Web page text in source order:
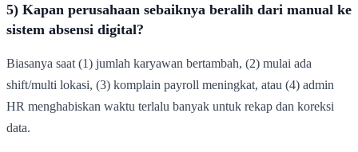
5) Kapan perusahaan sebaiknya beralih dari manual ke
sistem absensi digital?
Biasanya saat (1) jumlah karyawan bertambah, (2) mulai ada
shift/multi lokasi, (3) komplain payroll meningkat, atau (4) admin
HR menghabiskan waktu terlalu banyak untuk rekap dan koreksi
data.